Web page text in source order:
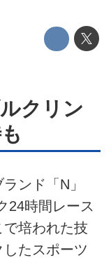
クリン
ンド「N」
24時間レース
培われた技
たスポーツ